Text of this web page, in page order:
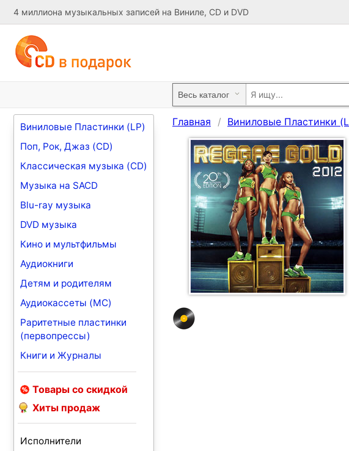
4 миллиона музыкальных записей на Виниле, CD и DVD
Виниловые Пластинки (LP)
Поп, Рок, Джаз (CD)
Классическая музыка (CD)
Музыка на SACD
Blu-ray музыка
DVD музыка
Кино и мультфильмы
Аудиокниги
Детям и родителям
Аудиокассеты (MC)
Раритетные пластинки
(первопрессы)
Книги и Журналы
Товары со скидкой
Хиты продаж
Исполнители
Главная Виниловые Пластинки